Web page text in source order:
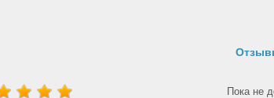
Пока не